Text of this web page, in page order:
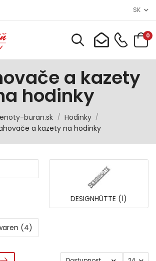
SK
0
a kazety
hodinky
buran.sk / Hodinky /
a kazety na hodinky
DESIGNHÜTTE (1)
(4)